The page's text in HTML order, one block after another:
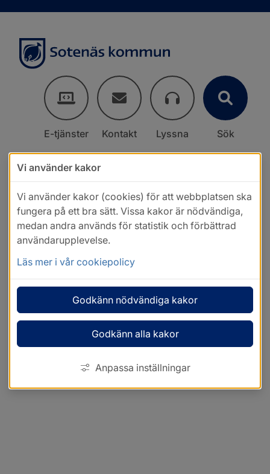
E-tjänster Kontakt Lyssna Sök
Vi använder kakor
Vi använder kakor (cookies) för att webbplatsen ska
fungera på ett bra sätt. Vissa kakor är nödvändiga,
medan andra används för statistik och förbättrad
användarupplevelse.
Läs mer i vår cookiepolicy
Godkänn nödvändiga kakor
Godkänn alla kakor
Anpassa inställningar